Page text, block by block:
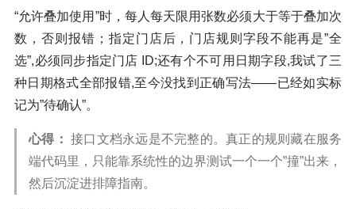
“允许叠加使用”时，每人每天限用张数必须大于等于叠加次
数，否则报错；指定门店后，门店规则字段不能再是”全
选”,必须同步指定门店 ID;还有个不可用日期字段,我试了三
种日期格式全部报错,至今没找到正确写法——已经如实标
记为”待确认”。
心得： 接口文档永远是不完整的。真正的规则藏在服务
端代码里，只能靠系统性的边界测试一个一个”撞”出来，
然后沉淀进排障指南。